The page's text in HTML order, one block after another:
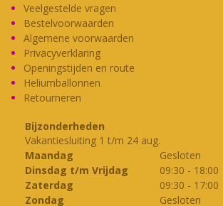
Veelgestelde vragen
Bestelvoorwaarden
Algemene voorwaarden
Privacyverklaring
Openingstijden en route
Heliumballonnen
Retourneren
Bijzonderheden
Vakantiesluiting 1 t/m 24 aug.
Maandag
Gesloten
Dinsdag t/m Vrijdag
09:30 - 18:00
Zaterdag
09:30 - 17:00
Zondag
Gesloten